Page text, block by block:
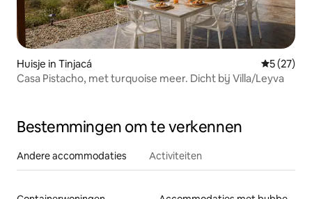
Huisje in Tinjacá
5 (27)
Casa Pistacho, met turquoise meer. Dicht bij Villa/Leyva
Bestemmingen om te verkennen
Andere accommodaties Activiteiten